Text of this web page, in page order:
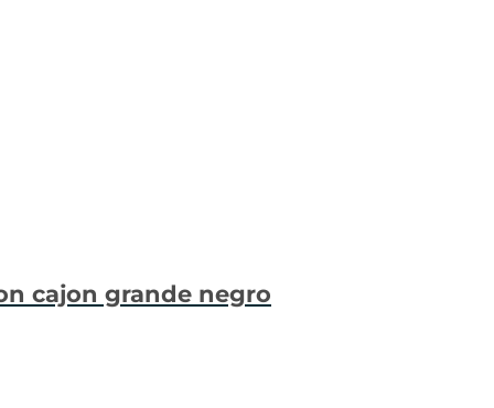
cajon grande negro